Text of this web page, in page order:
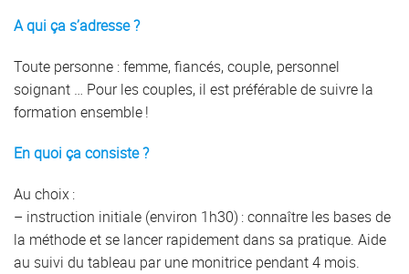
A qui ça s’adresse ?
Toute personne : femme, fiancés, couple, personnel
soignant … Pour les couples, il est préférable de suivre la
formation ensemble !
En quoi ça consiste ?
Au choix :
– instruction initiale (environ 1h30) : connaître les bases de
la méthode et se lancer rapidement dans sa pratique. Aide
au suivi du tableau par une monitrice pendant 4 mois.